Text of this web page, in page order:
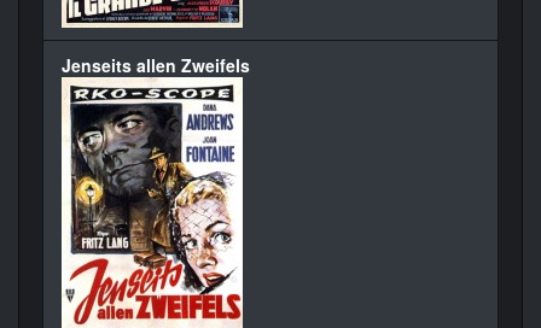
Jenseits allen Zweifels